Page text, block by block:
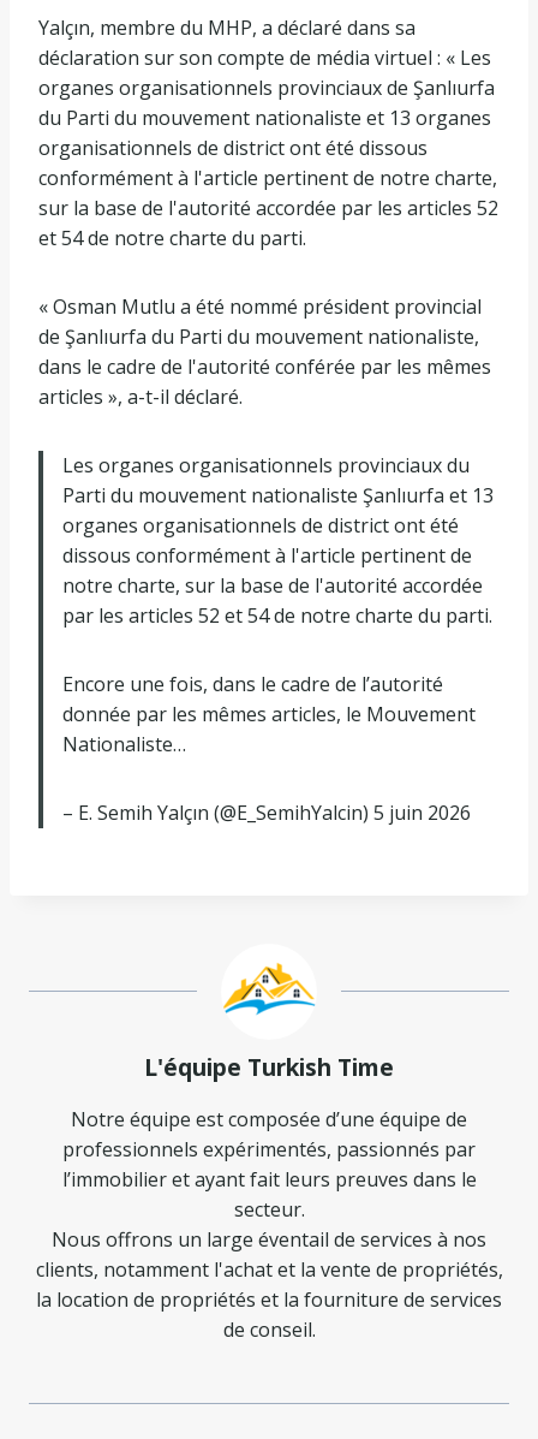
Yalçın, membre du MHP, a déclaré dans sa
déclaration sur son compte de média virtuel : « Les
organes organisationnels provinciaux de Şanlıurfa
du Parti du mouvement nationaliste et 13 organes
organisationnels de district ont été dissous
conformément à l'article pertinent de notre charte,
sur la base de l'autorité accordée par les articles 52
et 54 de notre charte du parti.
« Osman Mutlu a été nommé président provincial
de Şanlıurfa du Parti du mouvement nationaliste,
dans le cadre de l'autorité conférée par les mêmes
articles », a-t-il déclaré.
Les organes organisationnels provinciaux du
Parti du mouvement nationaliste Şanlıurfa et 13
organes organisationnels de district ont été
dissous conformément à l'article pertinent de
notre charte, sur la base de l'autorité accordée
par les articles 52 et 54 de notre charte du parti.
Encore une fois, dans le cadre de l’autorité
donnée par les mêmes articles, le Mouvement
Nationaliste…
– E. Semih Yalçın (@E_SemihYalcin) 5 juin 2026
L'équipe Turkish Time
Notre équipe est composée d’une équipe de
professionnels expérimentés, passionnés par
l’immobilier et ayant fait leurs preuves dans le
secteur.
Nous offrons un large éventail de services à nos
clients, notamment l'achat et la vente de propriétés,
la location de propriétés et la fourniture de services
de conseil.